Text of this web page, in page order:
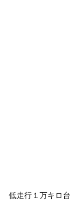
低走行１万キロ